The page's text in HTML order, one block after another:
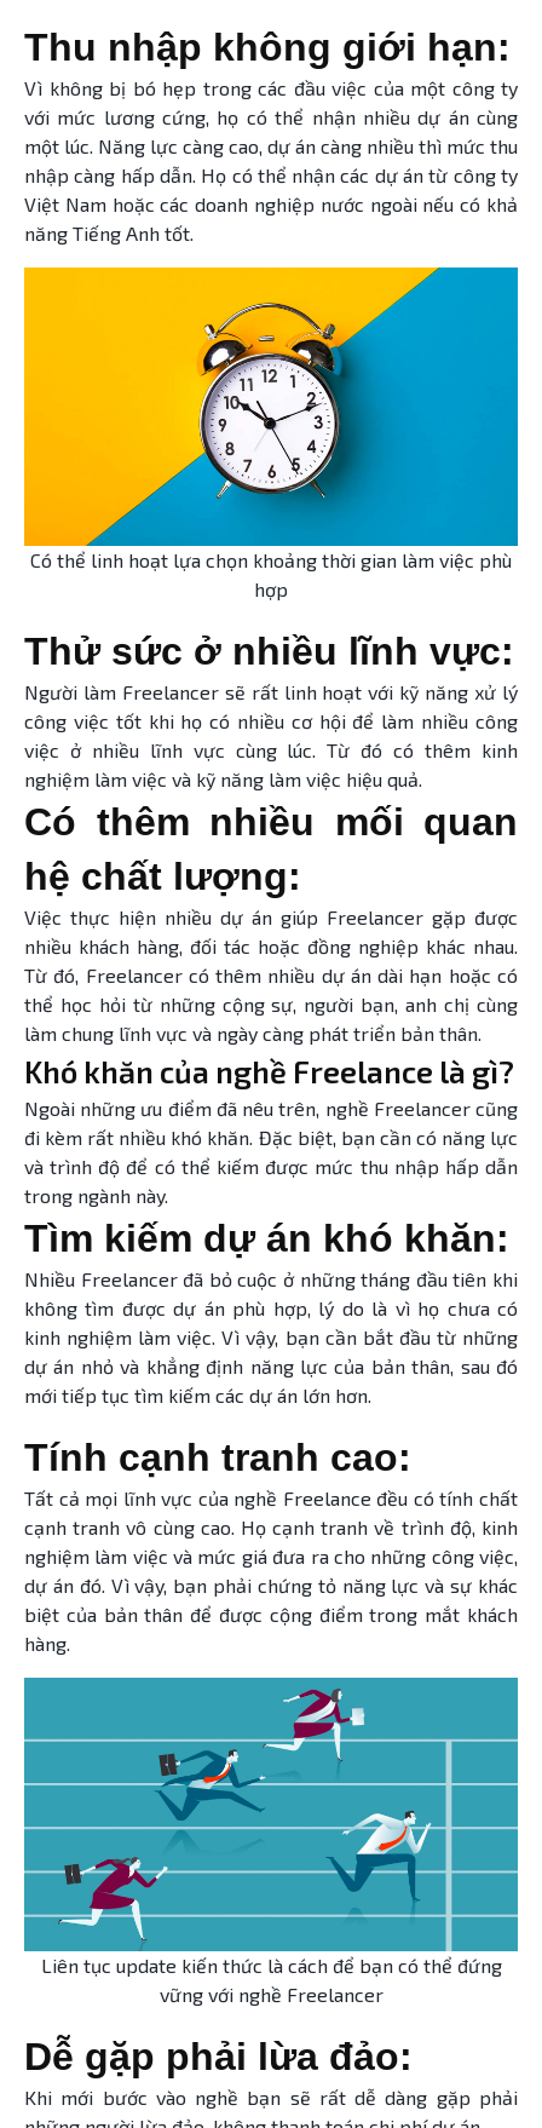
Thu nhập không giới hạn:
Vì không bị bó hẹp trong các đầu việc của một công ty
với mức lương cứng, họ có thể nhận nhiều dự án cùng
một lúc. Năng lực càng cao, dự án càng nhiều thì mức thu
nhập càng hấp dẫn. Họ có thể nhận các dự án từ công ty
Việt Nam hoặc các doanh nghiệp nước ngoài nếu có khả
năng Tiếng Anh tốt.
Có thể linh hoạt lựa chọn khoảng thời gian làm việc phù
hợp
Thử sức ở nhiều lĩnh vực:
Người làm Freelancer sẽ rất linh hoạt với kỹ năng xử lý
công việc tốt khi họ có nhiều cơ hội để làm nhiều công
việc ở nhiều lĩnh vực cùng lúc. Từ đó có thêm kinh
nghiệm làm việc và kỹ năng làm việc hiệu quả.
Có thêm nhiều mối quan
hệ chất lượng:
Việc thực hiện nhiều dự án giúp Freelancer gặp được
nhiều khách hàng, đối tác hoặc đồng nghiệp khác nhau.
Từ đó, Freelancer có thêm nhiều dự án dài hạn hoặc có
thể học hỏi từ những cộng sự, người bạn, anh chị cùng
làm chung lĩnh vực và ngày càng phát triển bản thân.
Khó khăn của nghề Freelance là gì?
Ngoài những ưu điểm đã nêu trên, nghề Freelancer cũng
đi kèm rất nhiều khó khăn. Đặc biệt, bạn cần có năng lực
và trình độ để có thể kiếm được mức thu nhập hấp dẫn
trong ngành này.
Tìm kiếm dự án khó khăn:
Nhiều Freelancer đã bỏ cuộc ở những tháng đầu tiên khi
không tìm được dự án phù hợp, lý do là vì họ chưa có
kinh nghiệm làm việc. Vì vậy, bạn cần bắt đầu từ những
dự án nhỏ và khẳng định năng lực của bản thân, sau đó
mới tiếp tục tìm kiếm các dự án lớn hơn.
Tính cạnh tranh cao:
Tất cả mọi lĩnh vực của nghề Freelance đều có tính chất
cạnh tranh vô cùng cao. Họ cạnh tranh về trình độ, kinh
nghiệm làm việc và mức giá đưa ra cho những công việc,
dự án đó. Vì vậy, bạn phải chứng tỏ năng lực và sự khác
biệt của bản thân để được cộng điểm trong mắt khách
hàng.
Liên tục update kiến thức là cách để bạn có thể đứng
vững với nghề Freelancer
Dễ gặp phải lừa đảo:
Khi mới bước vào nghề bạn sẽ rất dễ dàng gặp phải